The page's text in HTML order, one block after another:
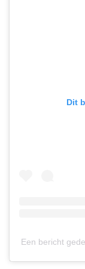
Dit
Een bericht